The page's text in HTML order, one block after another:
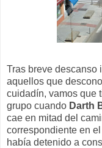
Tras breve descanso
aquellos que
cuidadín, vamos que
grupo cuando Darth
cae en mitad del
correspondiente en el
había detenido a